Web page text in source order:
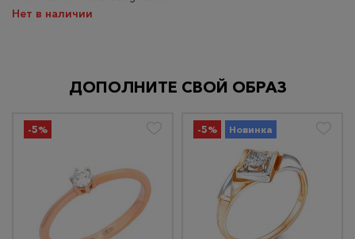
Нет в наличии
ДОПОЛНИТЕ СВОЙ ОБРАЗ
-5% -5% Новинка